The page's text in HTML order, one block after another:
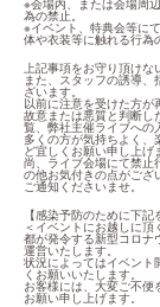
※会場内、または会場周
為の禁止。
※イベント、特典会等に
体や衣装等に触れる行為
上記事項をお守り頂けな
また、スタッフの誘導
ざいます。
以前に注意を受けた方が
故意または悪質と判断し
覧、弊社主催ライブへの
多くの方が気持ちよく、
ど宜しくお願い申し上げ
尚、ライブ会場にて禁止
の他お気付きの点がござ
ご通知くださいませ。
【感染予防のために下記
＜イベントにお越しに頂
都が発令する新型コロナ
運営いたします。
状況によってはイベント
くお願いいたします。
お客様には、大変ご不便
お願い申し上げます。